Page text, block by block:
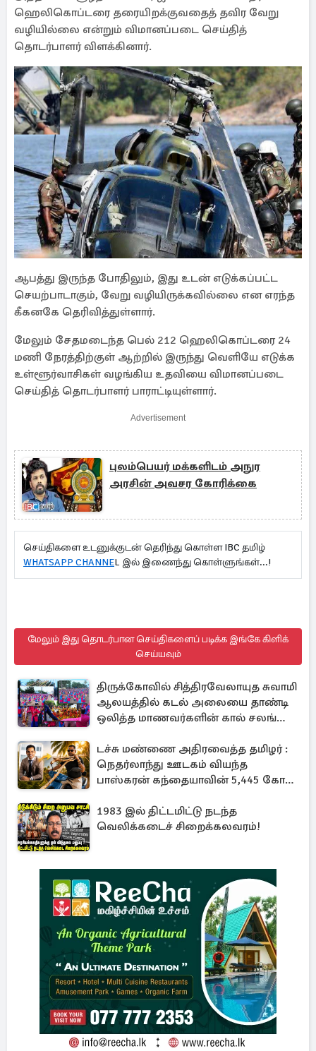
ஹெலிகொப்டரை தரையிறக்குவதைத் தவிர வேறு
வழியில்லை என்றும் விமானப்படை செய்தித்
தொடர்பாளர் விளக்கினார்.
ஆபத்து இருந்த போதிலும், இது உடன் எடுக்கப்பட்ட
செயற்பாடாகும், வேறு வழியிருக்கவில்லை என எரந்த
கீகனகே தெரிவித்துள்ளார்.
மேலும் சேதமடைந்த பெல் 212 ஹெலிகொப்டரை 24
மணி நேரத்திற்குள் ஆற்றில் இருந்து வெளியே எடுக்க
உள்ளூர்வாசிகள் வழங்கிய உதவியை விமானப்படை
செய்தித் தொடர்பாளர் பாராட்டியுள்ளார்.
Advertisement
புலம்பெயர் மக்களிடம் அநுர
அரசின் அவசர கோரிக்கை
செய்திகளை உடனுக்குடன் தெரிந்து கொள்ள IBC தமிழ்
WHATSAPP CHANNEL இல் இணைந்து கொள்ளுங்கள்...!
மேலும் இது தொடர்பான செய்திகளைப் படிக்க இங்கே கிளிக்
செய்யவும்
திருக்கோவில் சித்திரவேலாயுத சுவாமி
ஆலயத்தில் கடல் அலையை தாண்டி
ஒலித்த மாணவர்களின் கால் சலங்கை
டச்சு மண்ணை அதிரவைத்த தமிழர் :
நெதர்லாந்து ஊடகம் வியந்த
பாஸ்கரன் கந்தையாவின் 5,445 கோடி
1983 இல் திட்டமிட்டு நடந்த
வெலிக்கடைச் சிறைக்கலவரம்!